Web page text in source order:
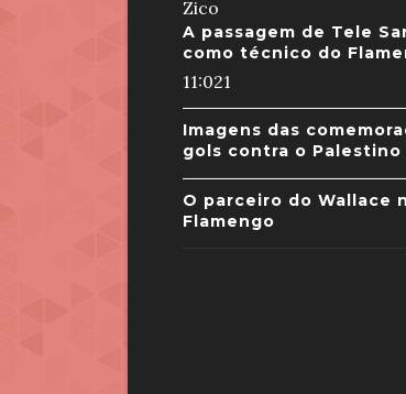
Zico
A passagem de Tele
como técnico do
11:021
Imagens das
gols contra o Palestino
O parceiro do Wallace
Flamengo